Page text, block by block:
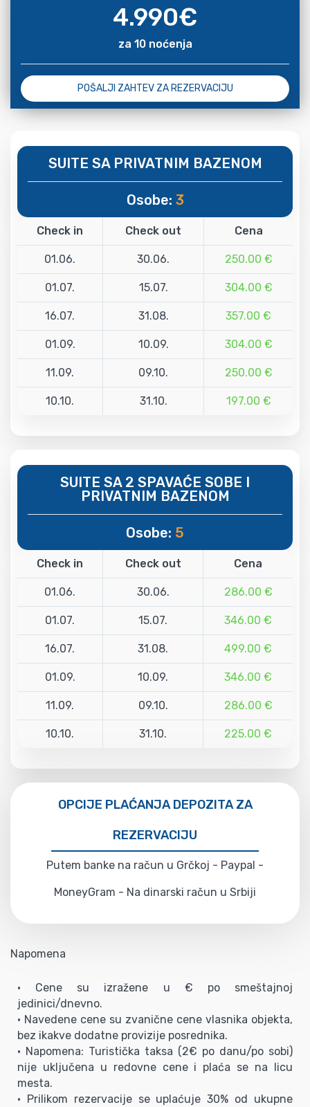
4.990€
za 10 noćenja
POŠALJI ZAHTEV ZA REZERVACIJU
SUITE SA PRIVATNIM BAZENOM
Osobe: 3
Check in Check out Cena
01.06. 30.06. 250.00 €
01.07. 15.07. 304.00 €
16.07. 31.08. 357.00 €
01.09. 10.09. 304.00 €
11.09. 09.10. 250.00 €
10.10. 31.10. 197.00 €
SUITE SA 2 SPAVAĆE SOBE I
PRIVATNIM BAZENOM
Osobe: 5
Check in Check out Cena
01.06. 30.06. 286.00 €
01.07. 15.07. 346.00 €
16.07. 31.08. 499.00 €
01.09. 10.09. 346.00 €
11.09. 09.10. 286.00 €
10.10. 31.10. 225.00 €
OPCIJE PLAĆANJA DEPOZITA ZA
REZERVACIJU
Putem banke na račun u Grčkoj - Paypal -
MoneyGram - Na dinarski račun u Srbiji
Napomena
• Cene su izražene u € po smeštajnoj
jedinici/dnevno.
• Navedene cene su zvanične cene vlasnika objekta,
bez ikakve dodatne provizije posrednika.
• Napomena: Turistička taksa (2€ po danu/po sobi)
nije uključena u redovne cene i plaća se na licu
mesta.
• Prilikom rezervacije se uplaćuje 30% od ukupne